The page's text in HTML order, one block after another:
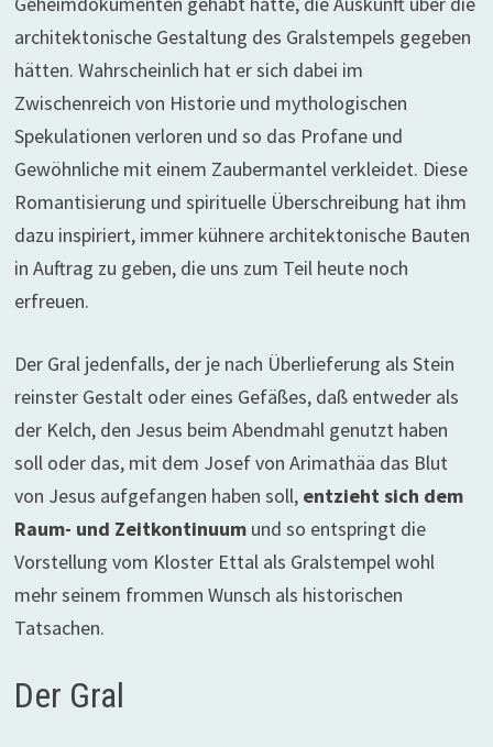
architektonische Gestaltung des Gralstempels gegeben
hätten. Wahrscheinlich hat er sich dabei im
Zwischenreich von Historie und mythologischen
Spekulationen verloren und so das Profane und
Gewöhnliche mit einem Zaubermantel verkleidet. Diese
Romantisierung und spirituelle Überschreibung hat ihm
dazu inspiriert, immer kühnere architektonische Bauten
in Auftrag zu geben, die uns zum Teil heute noch
erfreuen.
Der Gral jedenfalls, der je nach Überlieferung als Stein
reinster Gestalt oder eines Gefäßes, daß entweder als
der Kelch, den Jesus beim Abendmahl genutzt haben
soll oder das, mit dem Josef von Arimathäa das Blut
von Jesus aufgefangen haben soll, entzieht sich dem
Raum- und Zeitkontinuumund so entspringt die
Vorstellung vom Kloster Ettal als Gralstempel wohl
mehr seinem frommen Wunsch als historischen
Tatsachen.
Der Gral